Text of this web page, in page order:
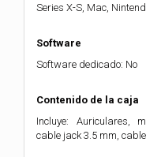
Series X-S, Mac,
Software
Software dedicado: No
Contenido de la caja
Incluye: Auriculares,
cable jack 3.5 mm,